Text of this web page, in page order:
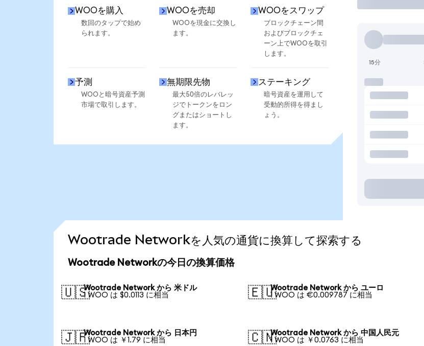
WOOを購入
数回のタップで始め
られます。
WOOを売却
WOOを現金に交換し
ます。
WOOをスワップ
ブロックチェーン間
およびブロックチェ
ーン上でWOOを取引
します。
予測
WOOと暗号資産予測
市場で取引します。
無期限先物
最大50倍のレバレッ
ジでトークンをロン
グまたはショートし
ます。
ステーキング
暗号資産を運用して
受動的所得を得まし
ょう。
15分
Wootrade Networkを人気の通貨に換算して探索する
Wootrade Networkの今日の換算価格
🇺🇸Wootrade Network から 米ドル
1 WOO は $0.0113 に相当
🇪🇺Wootrade Network から ユーロ
1 WOO は €0.009787 に相当
🇯🇵Wootrade Network から 日本円
1 WOO は ￥1.79 に相当
🇨🇳Wootrade Network から 中国人民元
1 WOO は ￥0.0763 に相当